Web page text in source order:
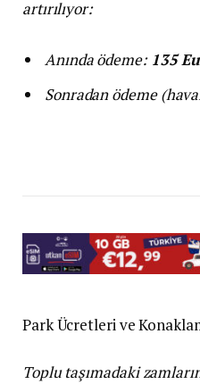
artırılıyor:
Anında ödeme: 135
Sonradan ödeme
Park Ücretleri ve
Toplu taşımadaki